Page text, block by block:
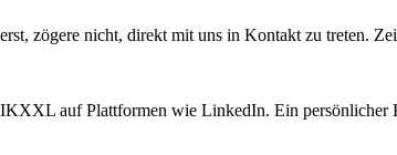
zögere nicht, direkt mit uns in Kontakt zu treten.
auf Plattformen wie LinkedIn. Ein persönlicher